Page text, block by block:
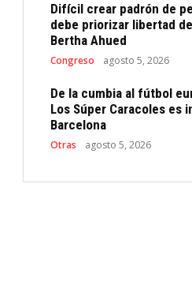
Difícil crear padrón de
debe priorizar libertad
Bertha Ahued
Congreso agosto 5, 2026
De la cumbia al fútbol
Los Súper Caracoles es
Barcelona
Otras agosto 5, 2026